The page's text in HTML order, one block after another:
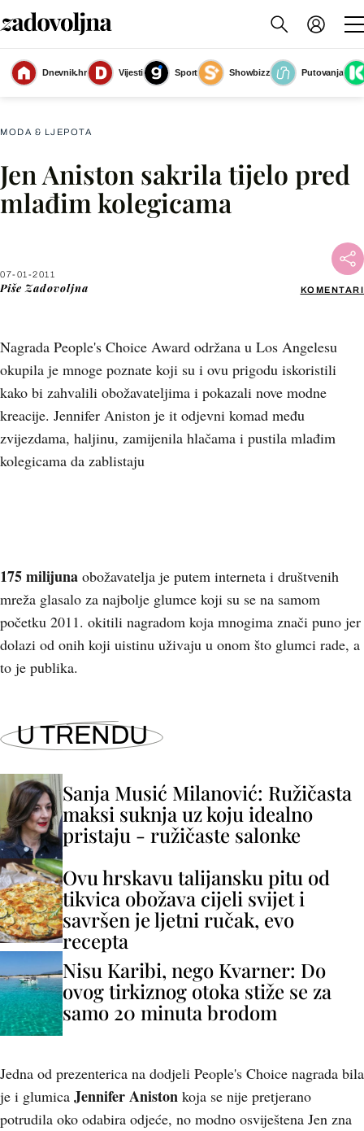
Dnevnik.hr Vijesti Sport Showbizz
Putovanja
Slika nije dostupna
MODA & LJEPOTA
Jen Aniston sakrila tijelo pred
mlađim kolegicama
07-01-2011
Piše Zadovoljna KOMENTARI
Nagrada People's Choice Award održana u Los Angelesu
okupila je mnoge poznate koji su i ovu prigodu iskoristili
kako bi zahvalili obožavateljima i pokazali nove modne
kreacije. Jennifer Aniston je it odjevni komad među
zvijezdama, haljinu, zamijenila hlačama i pustila mlađim
kolegicama da zablistaju
Facebook
175 milijuna obožavatelja je putem interneta i društvenih
mreža glasalo za najbolje glumce koji su se na samom
početku 2011. okitili nagradom koja mnogima znači puno jer
dolazi od onih koji uistinu uživaju u onom što glumci rade, a
to je publika.
U TRENDU
Sanja Musić Milanović: Ružičasta
maksi suknja uz koju idealno
pristaju - ružičaste salonke
Ovu hrskavu talijansku pitu od
tikvica obožava cijeli svijet i
savršen je ljetni ručak, evo
recepta
Nisu Karibi, nego Kvarner: Do
ovog tirkiznog otoka stiže se za
samo 20 minuta brodom
Jedna od prezenterica na dodjeli People's Choice nagrada bila
je i glumica Jennifer Aniston koja se nije pretjerano
potrudila oko odabira odjeće, no modno osviještena Jen zna